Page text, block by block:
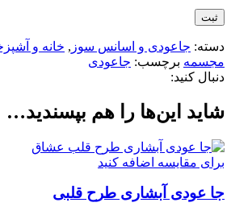
دسته: جاعودی و اسانس سوز , خانه و
مجسمه برچسب: جاعودی
دنبال کنید:
شاید این‌ها را هم بپسندید…
برای مقایسه اضافه کنید
جا عودی آبشاری طرح قلبی